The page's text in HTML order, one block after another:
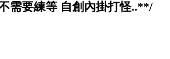
需要練等 自創內掛打怪..**/